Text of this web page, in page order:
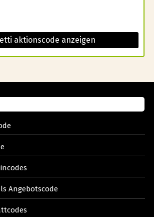
aktionscode anzeigen
Angebotscode